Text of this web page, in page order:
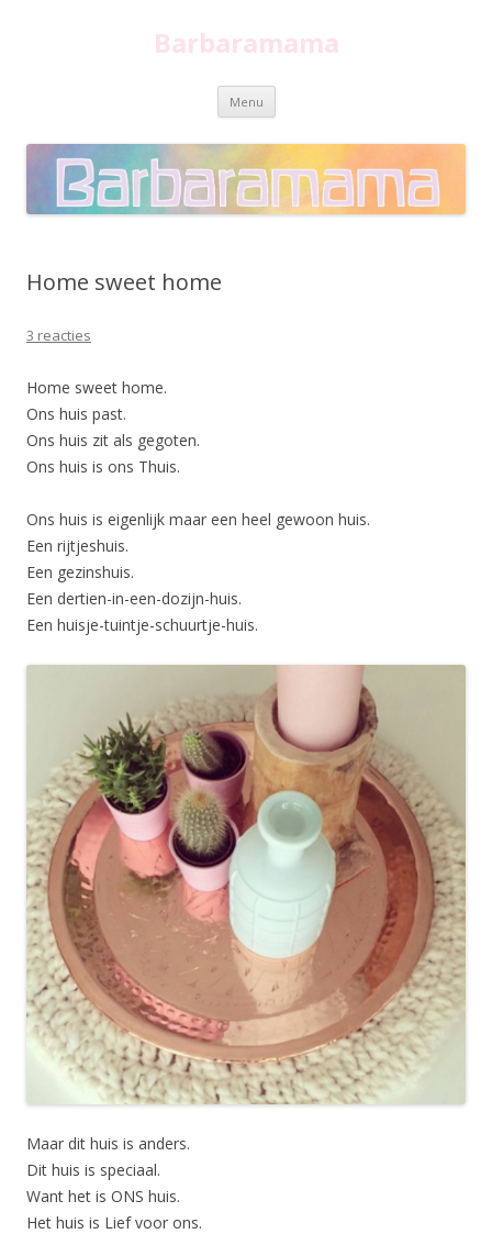
Barbaramama
Menu Spring
inhoud
Home sweet home
3 reacties
Home sweet home.
Ons huis past.
Ons huis zit als gegoten.
Ons huis is ons Thuis.
Ons huis is eigenlijk maar een heel gewoon huis.
Een rijtjeshuis.
Een gezinshuis.
Een dertien-in-een-dozijn-huis.
Een huisje-tuintje-schuurtje-huis.
Maar dit huis is anders.
Dit huis is speciaal.
Want het is ONS huis.
Het huis is Lief voor ons.